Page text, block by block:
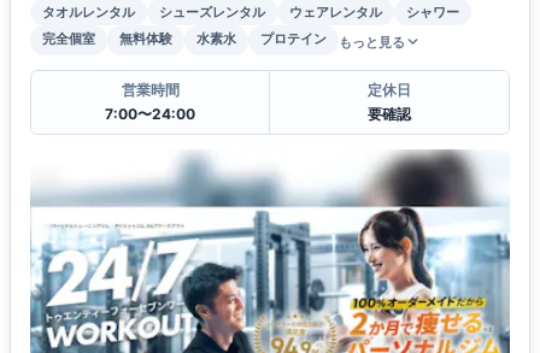
タオルレンタル シューズレンタル ウェアレンタル
シャワー
完全個室
無料体験 水素水 プロテイン もっと見る
営業時間
7:00〜24:00
定休日
要確認